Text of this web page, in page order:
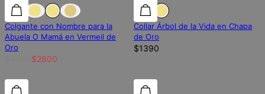
30% de descuento 30% de descuento
Colgante con Nombre para la
Abuela O Mamá en Vermeil de
Oro
$2800
Collar Árbol de la Vida en Chapa
de Oro
$1390
30% de descuento 30% de descuento
30% de descuento